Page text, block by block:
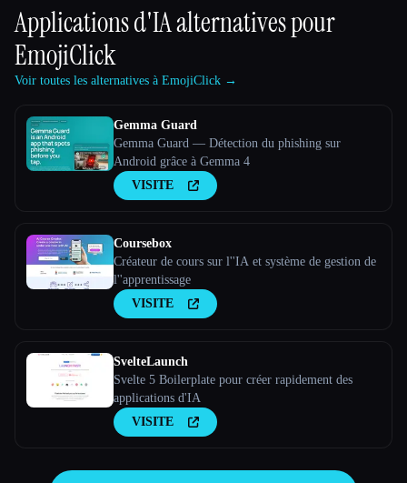
Applications d'IA alternatives pour
EmojiClick
Voir toutes les alternatives à EmojiClick →
Gemma Guard
Gemma Guard — Détection du phishing sur
Android grâce à Gemma 4
VISITE
Coursebox
Créateur de cours sur l''IA et système de gestion de
l''apprentissage
VISITE
SvelteLaunch
Svelte 5 Boilerplate pour créer rapidement des
applications d'IA
VISITE